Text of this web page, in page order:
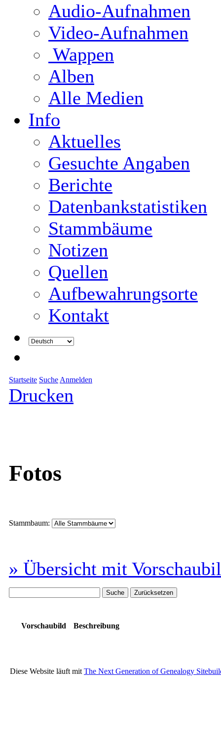
Audio-Aufnahmen
Video-Aufnahmen
Wappen
Alben
Alle Medien
Info
Aktuelles
Gesuchte Angaben
Berichte
Datenbankstatistiken
Stammbäume
Notizen
Quellen
Aufbewahrungsorte
Kontakt
Startseite Suche Anmelden
Drucken
Fotos
Stammbaum:
» Übersicht mit
Vorschaubild Beschreibung
Diese Website läuft mit The Next Generation of Genealogy